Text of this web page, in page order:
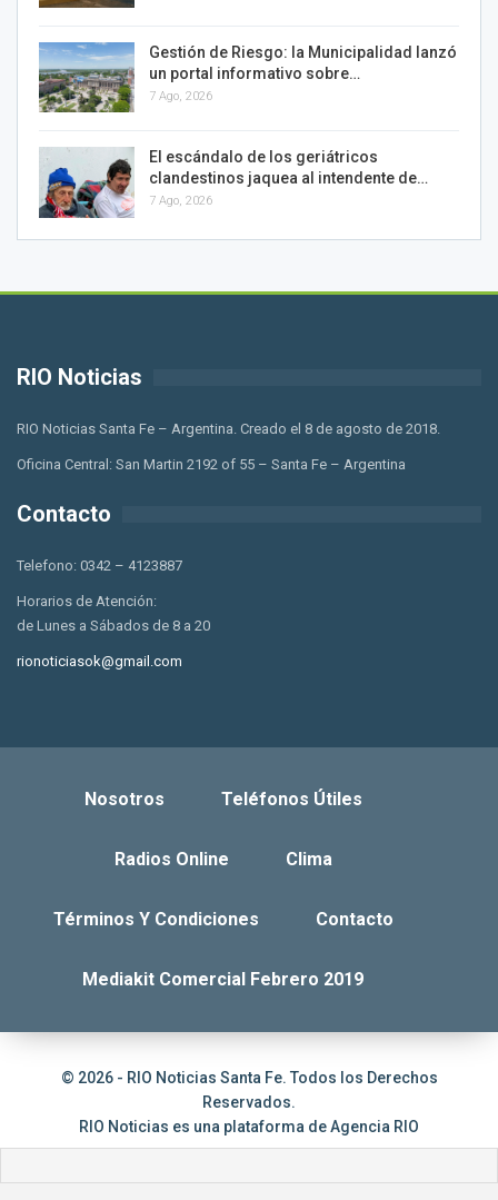
Gestión de Riesgo: la Municipalidad lanzó
un portal informativo sobre…
7 Ago, 2026
El escándalo de los geriátricos
clandestinos jaquea al intendente de…
7 Ago, 2026
RIO Noticias
RIO Noticias Santa Fe – Argentina. Creado el 8 de agosto de 2018.
Oficina Central: San Martin 2192 of 55 – Santa Fe – Argentina
Contacto
Telefono: 0342 – 4123887
Horarios de Atención:
de Lunes a Sábados de 8 a 20
rionoticiasok@gmail.com
Nosotros Teléfonos Útiles
Radios Online Clima
Términos Y Condiciones Contacto
Mediakit Comercial Febrero 2019
© 2026 - RIO Noticias Santa Fe. Todos los Derechos
Reservados.
RIO Noticias es una plataforma deAgencia RIO